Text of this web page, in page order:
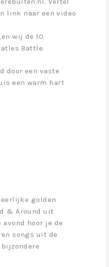
link naar een video
wij de 10
Battle.
door een vaste
een warm hart
golden
& Around uit
avond hoor je de
songs uit de